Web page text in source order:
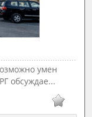
умен
обсуждае...